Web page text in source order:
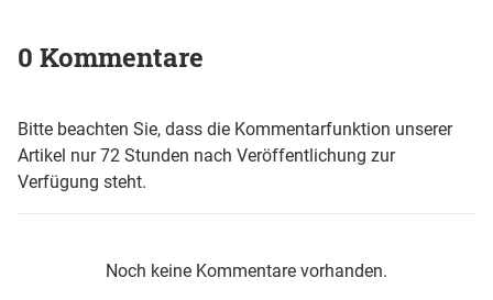
0 Kommentare
Bitte beachten Sie, dass die Kommentarfunktion unserer
Artikel nur 72 Stunden nach Veröffentlichung zur
Verfügung steht.
Noch keine Kommentare vorhanden.